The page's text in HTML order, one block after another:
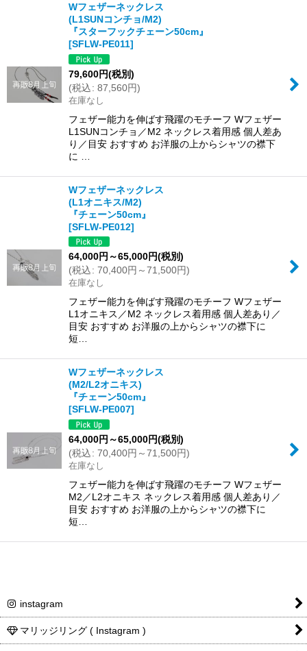
Wフェザーネックレス
(L1SUNコンチョ/M2)
『スターフックチェーン50cm』
[SFLW-PE011]
79,600円(税別)
(税込: 87,560円)
在庫なし
フェザー能力を伸ばす飛躍のモチーフ Wフェザー
L1SUNコンチョ／M2 ネックレス着用感 個人差あ
り／目安 おすすめ お洋服の上からシャツの襟下
に …
Wフェザーネックレス
(L1オニキス/M2)
『チェーン50cm』
[SFLW-PE012]
64,000円 ～65,000円(税別)
(税込: 70,400円 ～71,500円)
在庫なし
フェザー能力を伸ばす飛躍のモチーフ Wフェザー
L1オニキス／M2 ネックレス着用感 個人差あり／
目安 おすすめ お洋服の上からシャツの襟下に
短…
Wフェザーネックレス
(M2/L2オニキス)
『チェーン50cm』
[SFLW-PE007]
64,000円 ～65,000円(税別)
(税込: 70,400円 ～71,500円)
在庫なし
フェザー能力を伸ばす飛躍のモチーフ Wフェザー
M2／L2オニキス ネックレス着用感 個人差あり／
目安 おすすめ お洋服の上からシャツの襟下に
短…
instagram
マリッジリング ( Instagram )